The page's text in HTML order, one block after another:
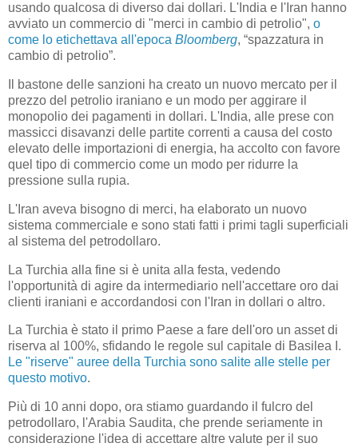
usando qualcosa di diverso dai dollari. L'India e l'Iran hanno
avviato un commercio di "merci in cambio di petrolio", o
come lo etichettava all'epoca Bloomberg, “spazzatura in
cambio di petrolio”.
Il bastone delle sanzioni ha creato un nuovo mercato per il
prezzo del petrolio iraniano e un modo per aggirare il
monopolio dei pagamenti in dollari. L'India, alle prese con
massicci disavanzi delle partite correnti a causa del costo
elevato delle importazioni di energia, ha accolto con favore
quel tipo di commercio come un modo per ridurre la
pressione sulla rupia.
L'Iran aveva bisogno di merci, ha elaborato un nuovo
sistema commerciale e sono stati fatti i primi tagli superficiali
al sistema del petrodollaro.
La Turchia alla fine si è unita alla festa, vedendo
l'opportunità di agire da intermediario nell'accettare oro dai
clienti iraniani e accordandosi con l'Iran in dollari o altro.
La Turchia è stato il primo Paese a fare dell'oro un asset di
riserva al 100%, sfidando le regole sul capitale di Basilea I.
Le "riserve" auree della Turchia sono salite alle stelle per
questo motivo.
Più di 10 anni dopo, ora stiamo guardando il fulcro del
petrodollaro, l'Arabia Saudita, che prende seriamente in
considerazione l'idea di accettare altre valute per il suo